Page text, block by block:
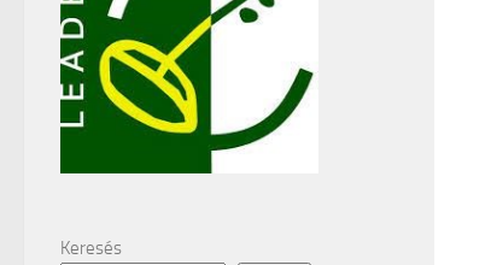
Keresés